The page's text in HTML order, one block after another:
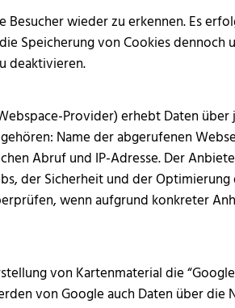
Besucher wieder zu erkennen. Es
Speicherung von Cookies
deaktivieren.
Provider) erhebt Daten
Name der abgerufenen
Abruf und IP-Adresse. Der
der Sicherheit und der
wenn aufgrund konkreter
von Kartenmaterial die
von Google auch Daten über